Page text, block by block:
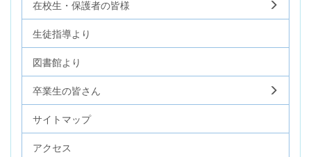
在校生・保護者の皆様
生徒指導より
図書館より
卒業生の皆さん
サイトマップ
アクセス